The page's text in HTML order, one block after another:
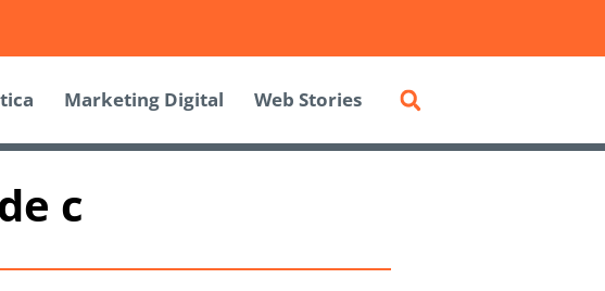
Marketing Digital Web Stories
c